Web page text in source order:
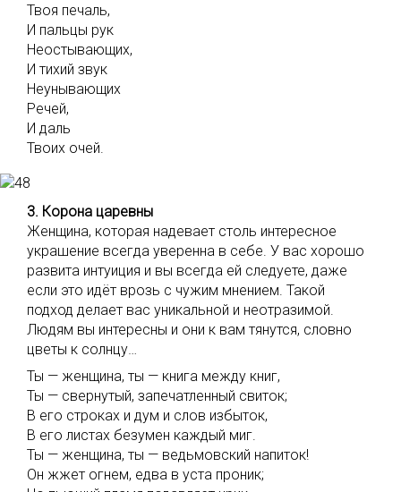
Твоя печаль,
И пальцы рук
Неостывающих,
И тихий звук
Неунывающих
Речей,
И даль
Твоих очей.
3. Корона царевны
Женщина, которая надевает столь интересное
украшение всегда уверенна в себе. У вас хорошо
развита интуиция и вы всегда ей следуете, даже
если это идёт врозь с чужим мнением. Такой
подход делает вас уникальной и неотразимой.
Людям вы интересны и они к вам тянутся, словно
цветы к солнцу…
Ты — женщина, ты — книга между книг,
Ты — свернутый, запечатленный свиток;
В его строках и дум и слов избыток,
В его листах безумен каждый миг.
Ты — женщина, ты — ведьмовский напиток!
Он жжет огнем, едва в уста проник;